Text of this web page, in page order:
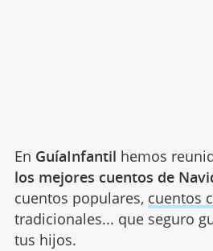
En GuíaInfantil hemos
los mejores cuentos de
cuentos populares, cuentos
tradicionales... que seguro
tus hijos.